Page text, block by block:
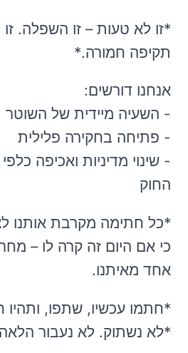
*זו לא טעות – זו השפלה.
תקיפה חמורה.*
אנחנו דורשים:
- השעיה מיידית של השוטר
- פתיחה בחקירה פלילית
- שינוי מדיניות ואכיפה
החוק
*כל חתימה מקרבת אותנו
כי אם היום זה קרה לו –
אחד מאיתנו.
*חתמו עכשיו, שתפו, ותהיו
*לא נשתוק. לא נעבור